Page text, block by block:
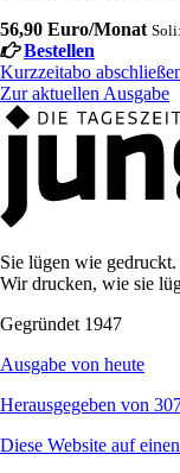
56,90 Euro/Monat
Bestellen
Kurzzeitabo
Zur aktuellen Ausgabe
Sie lügen wie gedruckt.
Wir drucken, wie sie
Gegründet 1947
Ausgabe von heute
Herausgegeben von
Diese Website auf